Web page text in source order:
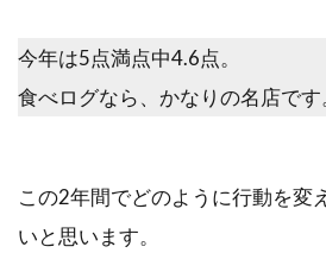
今年は5点満点中4.6点。
食べログなら、かなりの名店です
この2年間でどのように行動を変
いと思います。